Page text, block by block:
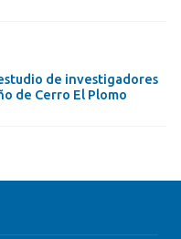
de investigadores
de Cerro El Plomo